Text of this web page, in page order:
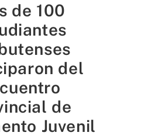
de 100
del
de
Juvenil